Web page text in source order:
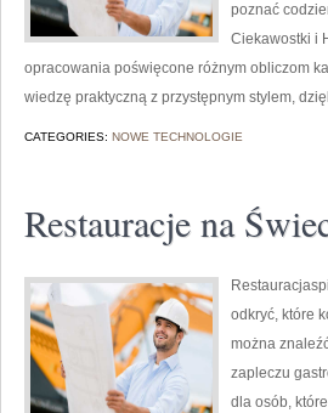
poznać
Ciekawostki i
opracowania poświęcone różnym obliczom
wiedzę praktyczną z przystępnym stylem,
CATEGORIES: NOWE TECHNOLOGIE
Restauracje na
odkryć, które
można
zapleczu
dla osób,